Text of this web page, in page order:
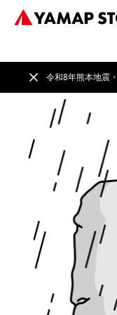
令和8年熊本地震